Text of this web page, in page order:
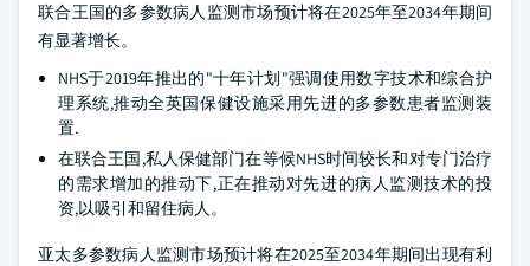
联合王国的多参数病人监测市场预计将在2025年至2034年期间
有显著增长。
NHS于2019年推出的"十年计划"强调使用数字技术和综合护
理系统,推动全英国保健设施采用先进的多参数患者监测装
置.
在联合王国,私人保健部门在等候NHS时间较长和对专门治疗
的需求增加的推动下,正在推动对先进的病人监测技术的投
资,以吸引和留住病人。
亚太多参数病人监测市场预计将在2025至2034年期间出现有利